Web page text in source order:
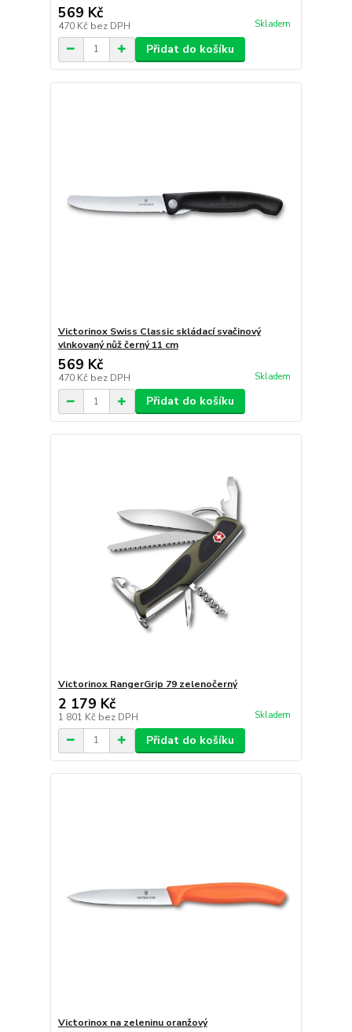
569 Kč
470 Kč bez DPH Skladem
Přidat do košíku
Victorinox Swiss Classic skládací svačinový
vlnkovaný nůž černý 11 cm
569 Kč
470 Kč bez DPH Skladem
Přidat do košíku
Victorinox RangerGrip 79 zelenočerný
2 179 Kč
1 801 Kč bez DPH Skladem
Přidat do košíku
Victorinox na zeleninu oranžový